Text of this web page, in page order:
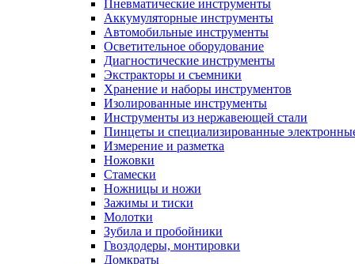
Пневматические инструменты
Аккумуляторные инструменты
Автомобильные инструменты
Осветительное оборудование
Диагностические инструменты
Экстракторы и съемники
Хранение и наборы инструментов
Изолированные инструменты
Инструменты из нержавеющей стали
Пинцеты и специализированные
Измерение и разметка
Ножовки
Стамески
Ножницы и ножи
Зажимы и тиски
Молотки
Зубила и пробойники
Гвоздодеры, монтировки
Домкраты